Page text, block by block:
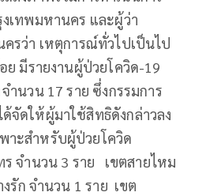
เทพมหานคร และผู้ว่า
รว่า เหตุการณ์ทั่วไปเป็นไป
ย มีรายงานผู้ป่วยโควิด-19
ำนวน 17 ราย ซึ่งกรรมการ
จัดให้ผู้มาใช้สิทธิดังกล่าวลง
าะสำหรับผู้ป่วยโควิด
จำนวน 3 ราย เขตสายไหม
รัก จำนวน 1 ราย เขต